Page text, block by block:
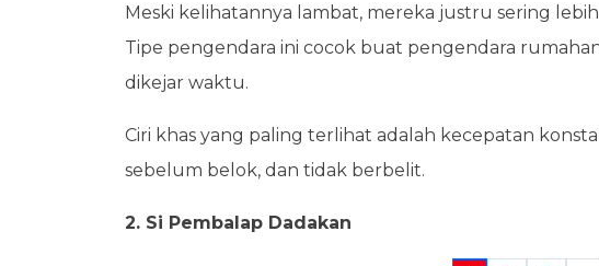
Meski kelihatannya lambat, mereka justru sering
Tipe pengendara ini cocok buat pengendara
dikejar waktu.
Ciri khas yang paling terlihat adalah kecepatan
sebelum belok, dan tidak berbelit.
2. Si Pembalap Dadakan